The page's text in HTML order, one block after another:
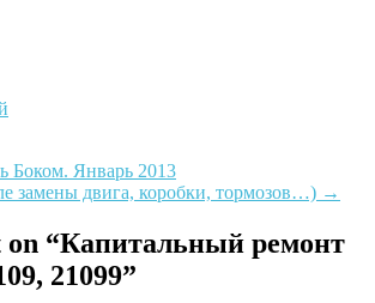
Боком. Январь 2013
замены двига, коробки, тормозов…) →
on “Капитальный ремонт
21099”